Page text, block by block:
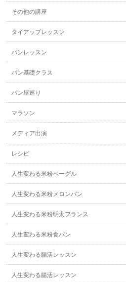
その他の講座
タイアップレッスン
パンレッスン
パン基礎クラス
パン屋巡り
マラソン
メディア出演
レシピ
人生変わる米粉ベーグル
人生変わる米粉メロンパン
人生変わる米粉明太フランス
人生変わる米粉食パン
人生変わる腸活レッスン
人生変わる腸活レッスン